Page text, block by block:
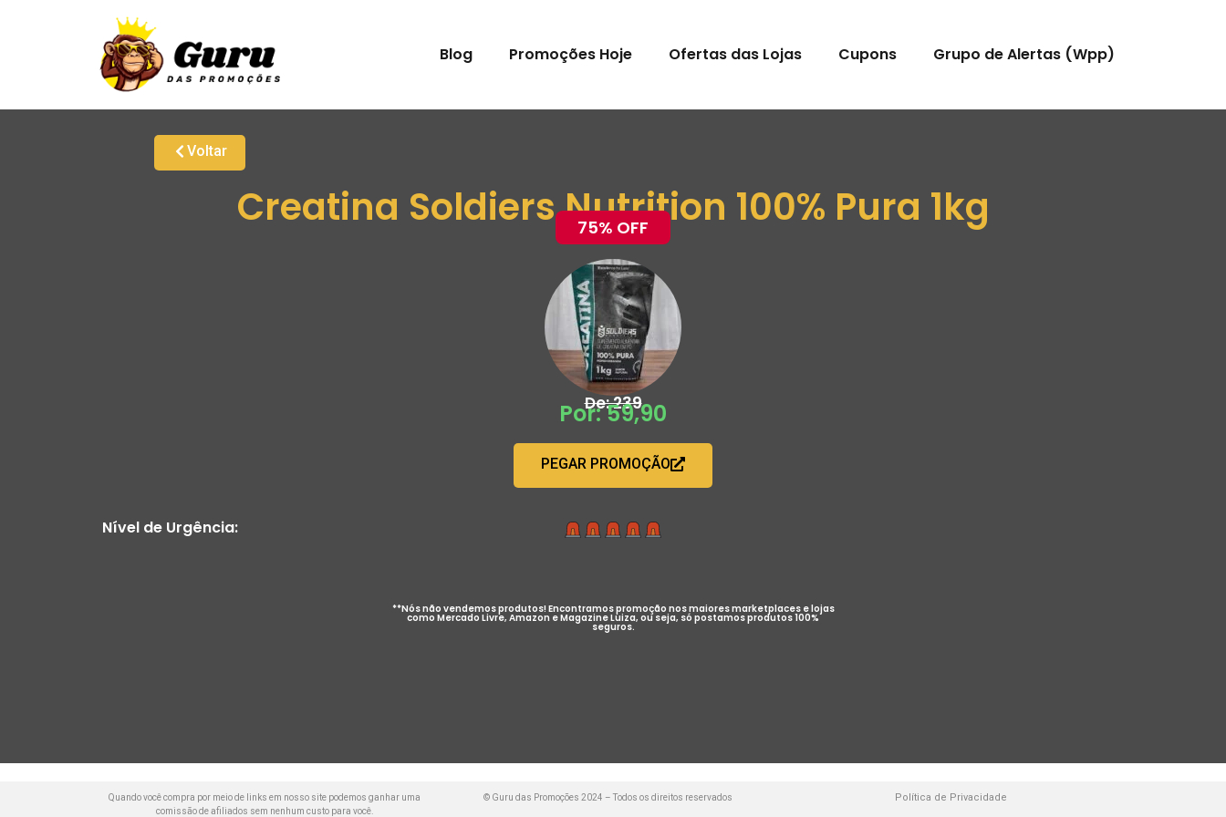
Blog Promoções Hoje Ofertas das Lojas Cupons Grupo de Alertas (Wpp)
Voltar
Creatina Soldiers Nutrition 100% Pura 1kg
75% OFF
De: 239
Por: 59,90
PEGAR PROMOÇÃO
Nível de Urgência:
**Nós não vendemos produtos! Encontramos promoção nos maiores marketplaces e lojas
como Mercado Livre, Amazon e Magazine Luiza, ou seja, só postamos produtos 100%
seguros.
Quando você compra por meio de links em nosso site podemos ganhar uma
comissão de afiliados sem nenhum custo para você.
© Guru das Promoções 2024 – Todos os direitos reservados Política de Privacidade